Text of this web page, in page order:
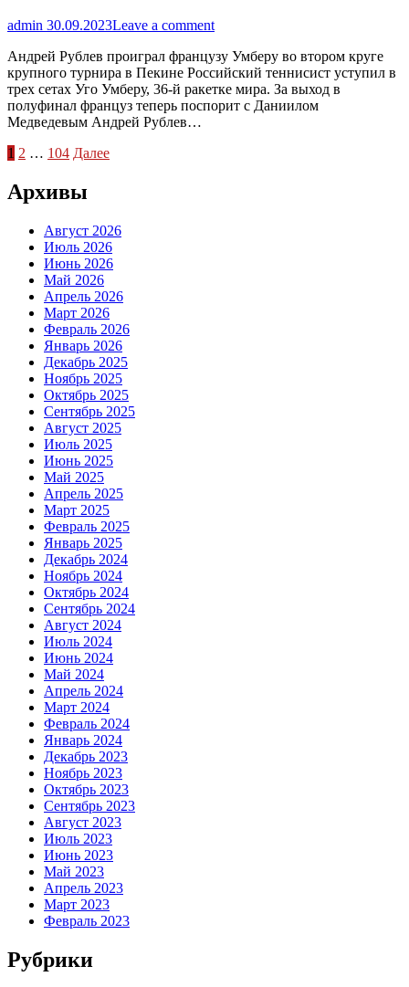
admin 30.09.2023Leave a comment
Андрей Рублев проиграл французу Умберу во втором круге
крупного турнира в Пекине Российский теннисист уступил в
трех сетах Уго Умберу, 36-й ракетке мира. За выход в
полуфинал француз теперь поспорит с Даниилом
Медведевым Андрей Рублев…
Пагинация
записей
1 2 … 104 Далее
Архивы
Август 2026
Июль 2026
Июнь 2026
Май 2026
Апрель 2026
Март 2026
Февраль 2026
Январь 2026
Декабрь 2025
Ноябрь 2025
Октябрь 2025
Сентябрь 2025
Август 2025
Июль 2025
Июнь 2025
Май 2025
Апрель 2025
Март 2025
Февраль 2025
Январь 2025
Декабрь 2024
Ноябрь 2024
Октябрь 2024
Сентябрь 2024
Август 2024
Июль 2024
Июнь 2024
Май 2024
Апрель 2024
Март 2024
Февраль 2024
Январь 2024
Декабрь 2023
Ноябрь 2023
Октябрь 2023
Сентябрь 2023
Август 2023
Июль 2023
Июнь 2023
Май 2023
Апрель 2023
Март 2023
Февраль 2023
Рубрики